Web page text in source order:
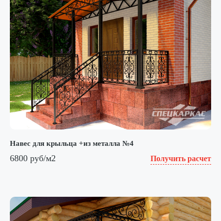
Навес для крыльца +из металла №4
6800 руб/м2 Получить расчет